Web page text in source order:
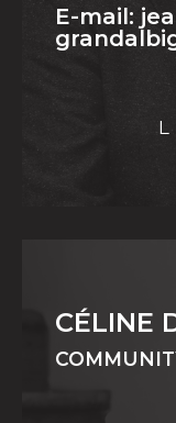
E-mail:
CÉLINE